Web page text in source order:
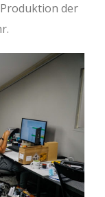
der